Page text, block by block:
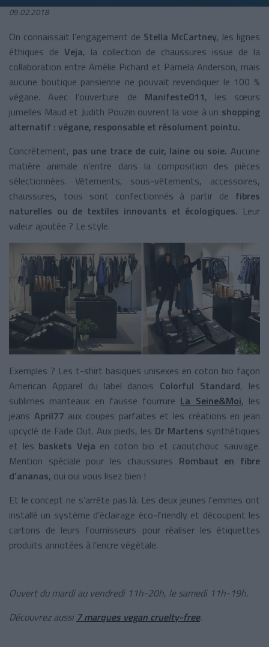
09.02.2018
On connaissait l’engagement de Stella McCartney, les lignes
éthiques de Veja, la collection de chaussures issue de la
collaboration entre Amélie Pichard et Pamela Anderson, mais
aucune boutique parisienne ne pouvait revendiquer le 100 %
végane. Avec l’ouverture de Manifeste011, les sœurs
jumelles Maud et Judith Pouzin ouvrent la voie à un shopping
alternatif : végane, responsable et résolument pointu.
Concrètement, pas une trace de cuir, laine ou soie. Aucune
matière animale n’entre dans la composition des pièces
sélectionnées. Vêtements, sous-vêtements, accessoires,
chaussures, tous sont confectionnés à partir de fibres
naturelles ou de textiles innovants et écologiques. Leur
valeur ajoutée ? Le style.
Exemples ? Les t-shirt basiques unisexes en coton bio façon
American Apparel du label danois Colorful Standard, les
sublimes manteaux en fausse fourrure La Seine&Moi, les
jeans April77 aux coupes parfaites et les créations en jean
upcyclé de Fade Out. Aux pieds, les Dr Martens synthétiques
et les baskets Veja en coton bio et caoutchouc sauvage.
Mention spéciale pour les chaussures Rombaut en fibre
d’ananas, oui oui vous lisez bien !
Et le concept ne s’arrête pas là. Les deux jeunes femmes ont
installé un système d’éclairage éco-friendly et découpent les
cartons de leurs fournisseurs pour réaliser les étiquettes
produits annotées à l’encre végétale.
Ouvert du mardi au vendredi 11h-20h, le samedi 11h-19h.
Découvrez aussi 7 marques vegan cruelty-free.